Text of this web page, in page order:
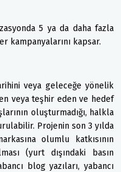
5 ya da daha fazla
kampanyalarını kapsar.
veya geleceğe yönelik
veya teşhir eden ve hedef
oluşturmadığı, halkla
Projenin son 3 yılda
olumlu katkısının
(yurt dışındaki basın
blog yazıları, yabancı